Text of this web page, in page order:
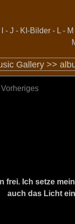
- J - KI-Bilder - L - M
Gallery >>
Vorheriges
frei. Ich setze
auch das Licht